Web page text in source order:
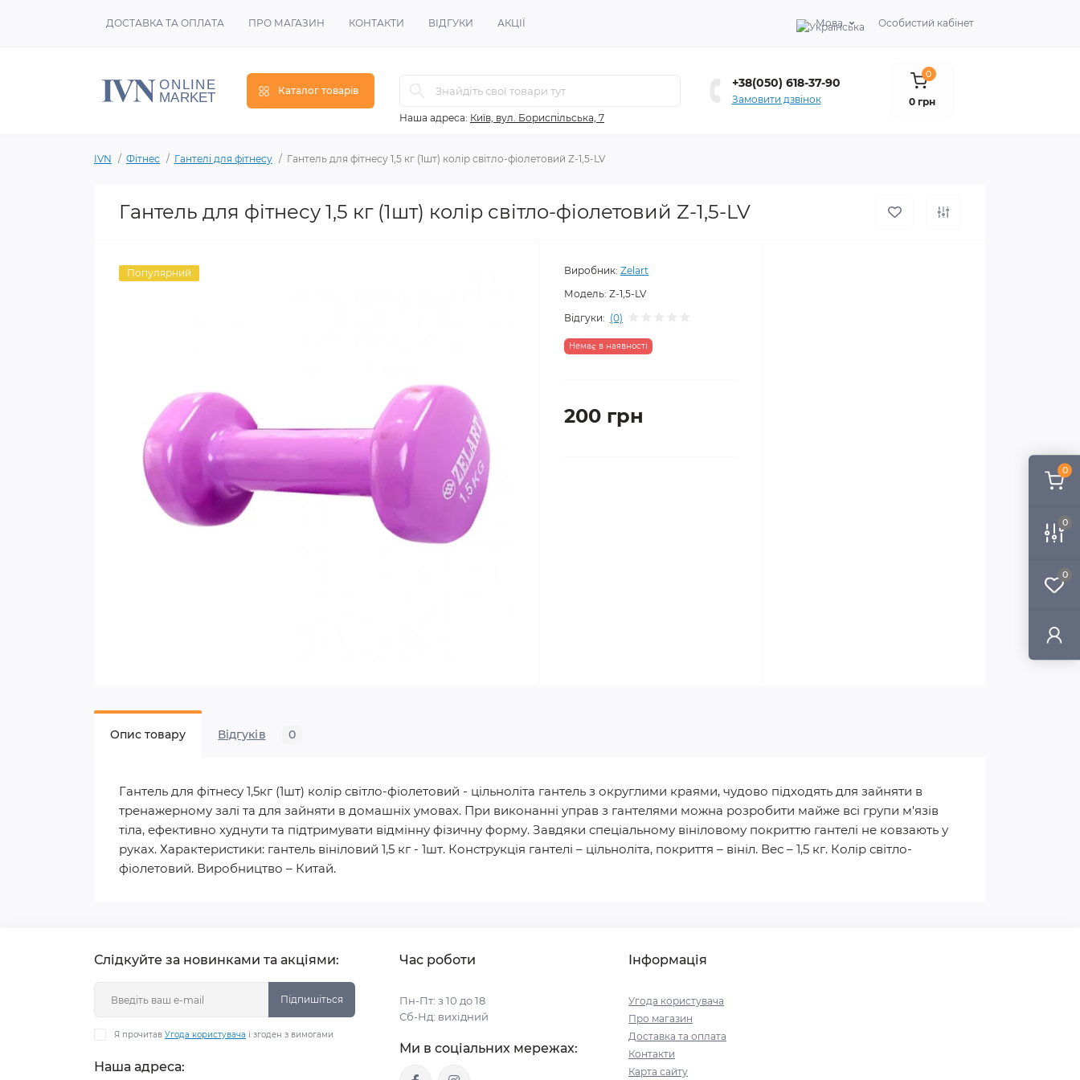
0
0
0
ДОСТАВКА ТА ОПЛАТА ПРО МАГАЗИН КОНТАКТИ ВІДГУКИ АКЦІЇ Мова Особистий кабінет
Каталог товарів
Наша адреса: Київ, вул. Бориспільська, 7
+38(050) 618-37-90
Замовити дзвінок
0
0 грн
IVN Фітнес Гантелі для фітнесу Гантель для фітнесу 1,5 кг (1шт) колір світло-фіолетовий Z-1,5-LV
Гантель для фітнесу 1,5 кг (1шт) колір світло-фіолетовий Z-1,5-LV
Популярний Виробник: Zelart
Модель: Z-1,5-LV
Відгуки: (0)
Немає в наявності
200 грн
Опис товару Відгуків 0
Гантель для фітнесу 1,5кг (1шт) колір світло-фіолетовий - цільноліта гантель з округлими краями, чудово підходять для зайняти в
тренажерному залі та для зайняти в домашніх умовах. При виконанні управ з гантелями можна розробити майже всі групи м'язів
тіла, ефективно худнути та підтримувати відмінну фізичну форму. Завдяки спеціальному вініловому покриттю гантелі не ковзають у
руках. Характеристики: гантель вініловий 1,5 кг - 1шт. Конструкція гантелі – цільноліта, покриття – вініл. Вес – 1,5 кг. Колір світло-
фіолетовий. Виробництво – Китай.
Слідкуйте за новинками та акціями:
Підпишіться
Я прочитав Угода користувача і згоден з вимогами
Наша адреса:
Час роботи
Пн-Пт: з 10 до 18
Сб-Нд: вихідний
Ми в соціальних мережах:
Інформація
Угода користувача
Про магазин
Доставка та оплата
Контакти
Карта сайту